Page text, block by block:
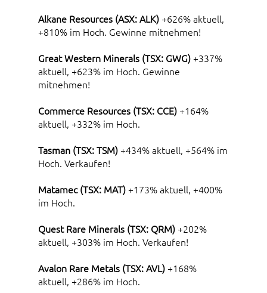
Alkane Resources (ASX: ALK)+626% aktuell,
+810% im Hoch. Gewinne mitnehmen!
Great Western Minerals (TSX: GWG)+337%
aktuell, +623% im Hoch. Gewinne
mitnehmen!
Commerce Resources (TSX: CCE)+164%
aktuell, +332% im Hoch.
Tasman (TSX: TSM)+434% aktuell, +564% im
Hoch. Verkaufen!
Matamec (TSX: MAT)+173% aktuell, +400%
im Hoch.
Quest Rare Minerals (TSX: QRM)+202%
aktuell, +303% im Hoch. Verkaufen!
Avalon Rare Metals (TSX: AVL)+168%
aktuell, +286% im Hoch.